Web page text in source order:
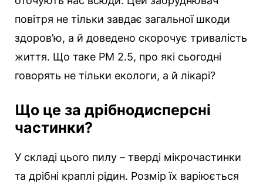
повітря не тільки завдає загальної шкоди
здоров’ю, а й доведено скорочує тривалість
життя. Що таке РМ 2.5, про які сьогодні
говорять не тільки екологи, а й лікарі?
Що це за дрібнодисперсні
частинки?
У складі цього пилу – тверді мікрочастинки
та дрібні краплі рідин. Розмір їх варіюється